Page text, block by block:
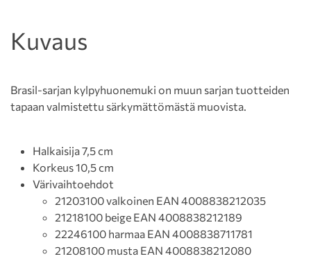
Kuvaus
Brasil-sarjan kylpyhuonemuki on muun sarjan tuotteiden
tapaan valmistettu särkymättömästä muovista.
Halkaisija 7,5 cm
Korkeus 10,5 cm
Värivaihtoehdot
21203100 valkoinen EAN 4008838212035
21218100 beige EAN 4008838212189
22246100 harmaa EAN 4008838711781
21208100 musta EAN 4008838212080